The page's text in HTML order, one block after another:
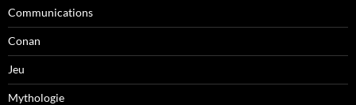
Communications
Conan
Jeu
Mythologie